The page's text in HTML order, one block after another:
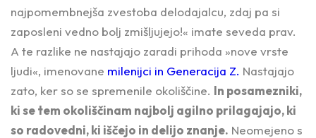
najpomembnejša zvestoba delodajalcu, zdaj pa si
zaposleni vedno bolj zmišljujejo!« imate seveda prav.
A te razlike ne nastajajo zaradi prihoda »nove vrste
ljudi«, imenovane milenijci in Generacija Z. Nastajajo
zato, ker so se spremenile okoliščine. In posamezniki,
ki se tem okoliščinam najbolj agilno prilagajajo, ki
so radovedni, ki iščejo in delijo znanje. Neomejeno s